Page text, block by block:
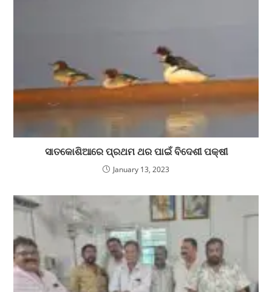
ସାତକୋଶିଆରେ ପ୍ରଥମ ଥର ପାଇଁ ବିଦେଶୀ ପକ୍ଷୀ
January 13, 2023